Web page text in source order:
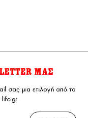
ΜΑΣ
σας μια επιλογή από τα